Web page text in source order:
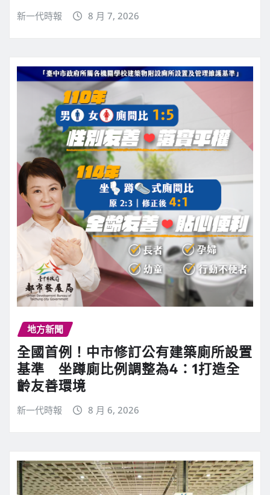
新一代時報 8 月 7, 2026
地方新聞
全國首例！中市修訂公有建築廁所設置
基準 坐蹲廁比例調整為4：1打造全
齡友善環境
新一代時報 8 月 6, 2026